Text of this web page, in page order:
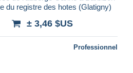
du registre des hotes (Glatigny)
± 3,46 $US
Professionnel